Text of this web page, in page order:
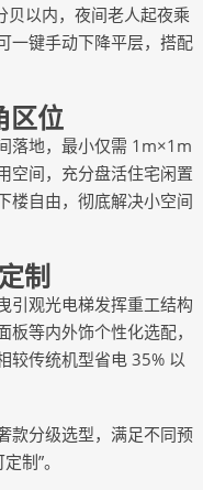
以内，夜间老人起夜乘
一键手动下降平层，搭配
区位
落地，最小仅需 1m×1m
空间，充分盘活住宅闲置
楼自由，彻底解决小空间
制
观光电梯发挥重工结构
等内外饰个性化选配，
较传统机型省电 35% 以
分级选型，满足不同预
制”。